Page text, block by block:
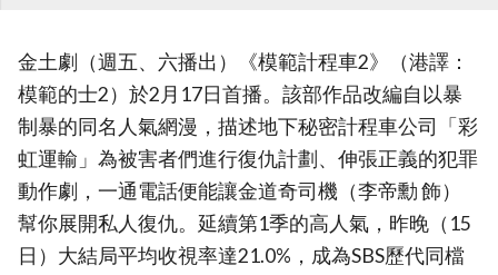
金土劇（週五、六播出）《模範計程車2》（港譯：
模範的士2）於2月17日首播。該部作品改編自以暴
制暴的同名人氣網漫，描述地下秘密計程車公司「彩
虹運輸」為被害者們進行復仇計劃、伸張正義的犯罪
動作劇，一通電話便能讓金道奇司機（李帝勳 飾）
幫你展開私人復仇。延續第1季的高人氣，昨晚（15
日）大結局平均收視率達21.0%，成為SBS歷代同檔